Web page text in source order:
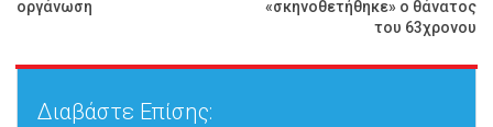
οργάνωση
«σκηνοθετήθηκε» ο θάνατος
του 63χρονου
Διαβάστε Επίσης: